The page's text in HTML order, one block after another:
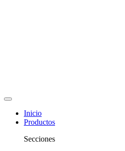
Inicio
Productos
Secciones